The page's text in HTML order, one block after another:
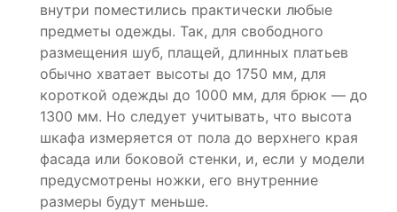
внутри поместились практически любые
предметы одежды. Так, для свободного
размещения шуб, плащей, длинных платьев
обычно хватает высоты до 1750 мм, для
короткой одежды до 1000 мм, для брюк — до
1300 мм. Но следует учитывать, что высота
шкафа измеряется от пола до верхнего края
фасада или боковой стенки, и, если у модели
предусмотрены ножки, его внутренние
размеры будут меньше.